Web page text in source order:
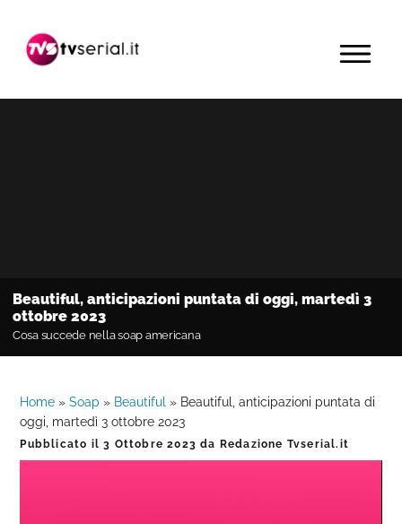
navigazione
contenuto
barra
primaria
MENU
Beautiful, anticipazioni puntata di oggi, martedì 3
ottobre 2023
Cosa succede nella soap americana
Home »Soap » Beautiful » Beautiful, anticipazioni puntata di
oggi, martedì 3 ottobre 2023
Pubblicato il3 Ottobre 2023 da Redazione Tvserial.it